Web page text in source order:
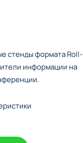
стенды формата Roll-
информации на